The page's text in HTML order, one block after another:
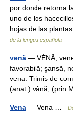
por donde retorna
uno de los
hojas de las
de la lengua española
venă — VÉNĂ,
favorabilă; şansă,
vena. Trimis de
(anat.) vână, (prin
Vena — Vena …